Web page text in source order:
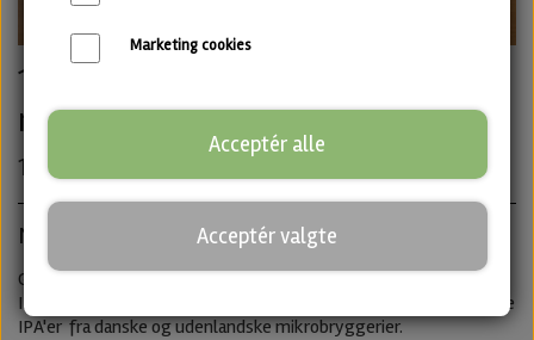
10 blandede IPA'er hver måned i 3
måneder
1.299,00 kr.
Nye smagsoplevelser hver måned
Giv den bedste gave til en der elsker øl. Vi leverer 10 blandede
IPA'er hver måned i tre måneder. I hver levering er der 10 velvalgte
IPA'er fra danske og udenlandske mikrobryggerier.
Marketing cookies
Acceptér alle
Acceptér valgte